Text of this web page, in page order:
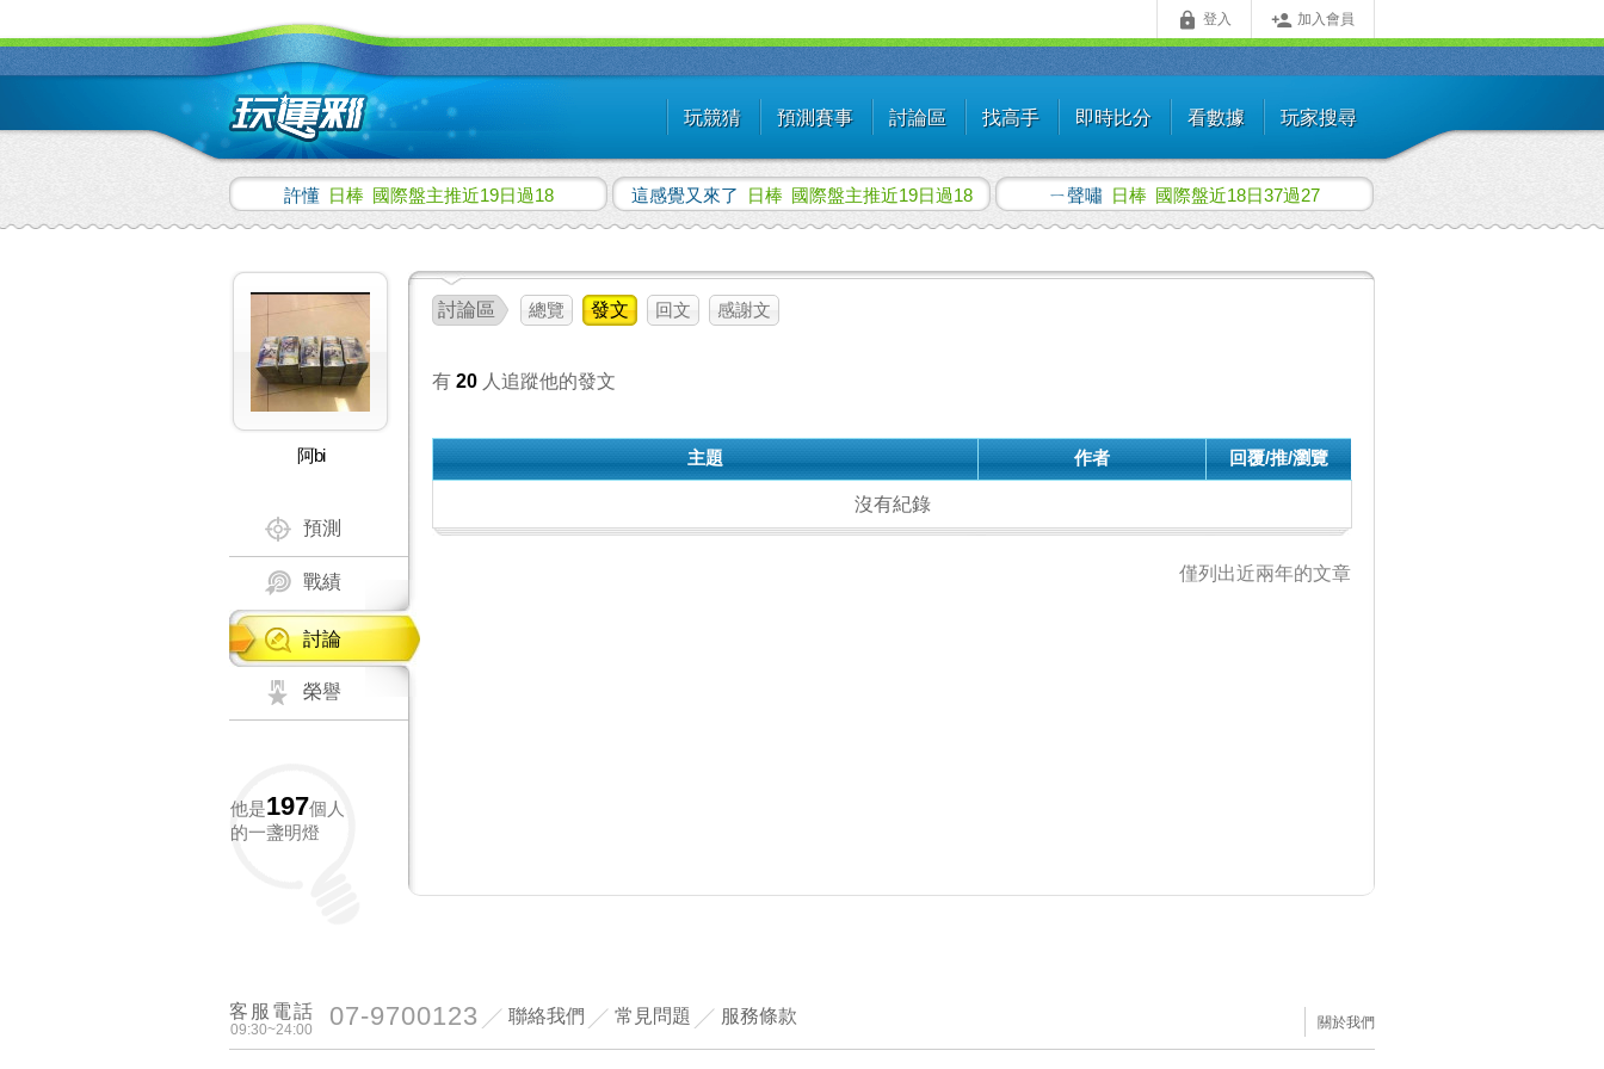
玩競猜 預測賽事 討論區 找高手 即時比分 看數據 玩家搜尋
 登入  加入會員
許懂 日棒 國際盤主推近19日過18 這感覺又來了 日棒 國際盤主推近19日過18 ㄧ聲嘯 日棒 國際盤近18日37過27
阿bi
預測
戰績
討論
榮譽
他是197個人
的一盞明燈
討論區 總覽 發文 回文 感謝文
有 20 人追蹤他的發文
主題 作者 回覆/推/瀏覽
沒有紀錄
僅列出近兩年的文章
09:30~24:00
客服電話 07-9700123 聯絡我們 常見問題 服務條款 關於我們